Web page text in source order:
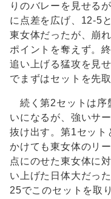
りのバレーを見せる
に点差を広げ、12-5
東女体だったが、崩
ポイントを奪えず。
追い上げる猛攻を見
でまずはセットを先取
続く第2セットは序
いになるが、強いサ
抜け出す。第1セット
かけても東女体のリ
点にのせた東女体に
い上げた日体大だっ
25でこのセットを取